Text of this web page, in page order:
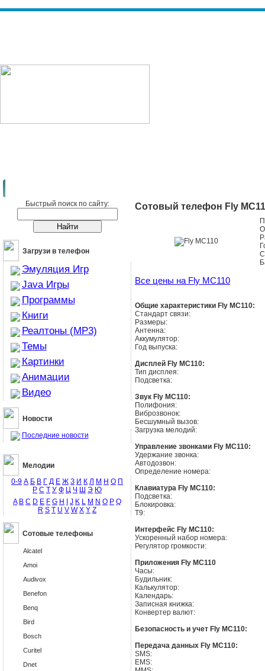
Быстрый поиск по сайту:
Загрузи в телефон
Эмуляция Игр
Java Игры
Программы
Книги
Реалтоны (MP3)
Темы
Картинки
Анимации
Видео
Новости
Последние новости
Мелодии
0-9 А Б В Г Д Е Ж З И К Л М Н О П
Р С Т У Ф Ц Ч Ш Э Ю
A B C D E F G H J K L M N O P Q
R S T U V W X Y Z
Сотовые телефоны
Alcatel
Amoi
Audivox
Benefon
Benq
Bird
Bosch
Curitel
Dnet
Сотовый телефон Fly
Все цены на Fly MC110
Общие характеристики Fly MC110:
Стандарт связи:
Размеры:
Антенна:
Аккумулятор:
Год выпуска:
Дисплей Fly MC110:
Тип дисплея:
Подсветка:
Звук Fly MC110:
Полифония:
Виброзвонок:
Бесшумный вызов:
Загрузка мелодий:
Управление звонками Fly MC110:
Удержание звонка:
Автодозвон:
Определение номера:
Клавиатура Fly MC110:
Подсветка:
Блокировка:
T9:
Интерфейс Fly MC110:
Ускоренный набор номера:
Регулятор громкости:
Приложения Fly MC110
Часы:
Будильник:
Калькулятор:
Календарь:
Записная книжка:
Конвертер валют:
Безопасность и учет Fly MC110:
Передача данных Fly MC110:
SMS:
EMS: